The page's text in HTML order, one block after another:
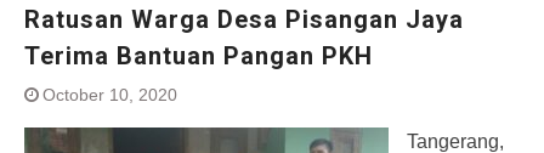
Ratusan Warga Desa Pisangan Jaya
Terima Bantuan Pangan PKH
October 10, 2020
Tangerang,